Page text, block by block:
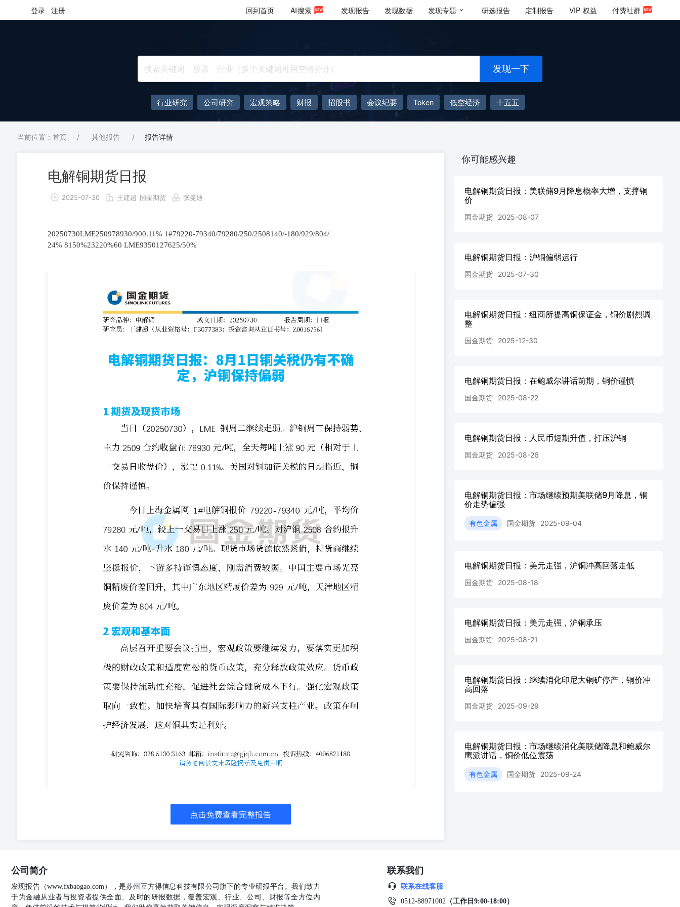
登录 注册 回到首页 AI搜索 发现报告 发现数据 发现专题 研选报告 定制报告 VIP 权益 付费社群
发现一下
行业研究 公司研究 宏观策略 财报 招股书 会议纪要 Token 低空经济
十五五
AIGC
大模型
当前位置：首页 / 其他报告 / 报告详情
电解铜期货日报
2025-07-30 王建超 国金期货 张曼迪
20250730LME250978930/900.11% 1#79220-79340/79280/250/2508140/-180/929/804/
24% 8150%23220%60 LME9350127625/50%
点击免费查看完整报告
你可能感兴趣
电解铜期货日报：美联储9月降息概率大增，支撑铜
价
国金期货 2025-08-07
电解铜期货日报：沪铜偏弱运行
国金期货 2025-07-30
电解铜期货日报：纽商所提高铜保证金，铜价剧烈调
整
国金期货 2025-12-30
电解铜期货日报：在鲍威尔讲话前期，铜价谨慎
国金期货 2025-08-22
电解铜期货日报：人民币短期升值，打压沪铜
国金期货 2025-08-26
电解铜期货日报：市场继续预期美联储9月降息，铜
价走势偏强
有色金属 国金期货 2025-09-04
电解铜期货日报：美元走强，沪铜冲高回落走低
国金期货 2025-08-18
电解铜期货日报：美元走强，沪铜承压
国金期货 2025-08-21
电解铜期货日报：继续消化印尼大铜矿停产，铜价冲
高回落
国金期货 2025-09-29
电解铜期货日报：市场继续消化美联储降息和鲍威尔
鹰派讲话，铜价低位震荡
有色金属 国金期货 2025-09-24
公司简介
发现报告（www.fxbaogao.com），是苏州互方得信息科技有限公司旗下的专业研报平台。我们致力
于为金融从业者与投资者提供全面、及时的研报数据，覆盖宏观、行业、公司、财报等全方位内
联系我们
联系在线客服
0512-88971002 （工作日9:00-18:00）